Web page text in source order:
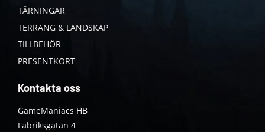
TÄRNINGAR
TERRÄNG & LANDSKAP
TILLBEHÖR
PRESENTKORT
Kontakta oss
GameManiacs HB
Fabriksgatan 4